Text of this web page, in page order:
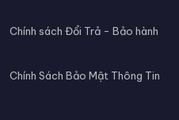
Chính sách Đổi Trả - Bảo hành
Chính Sách Bảo Mật Thông Tin